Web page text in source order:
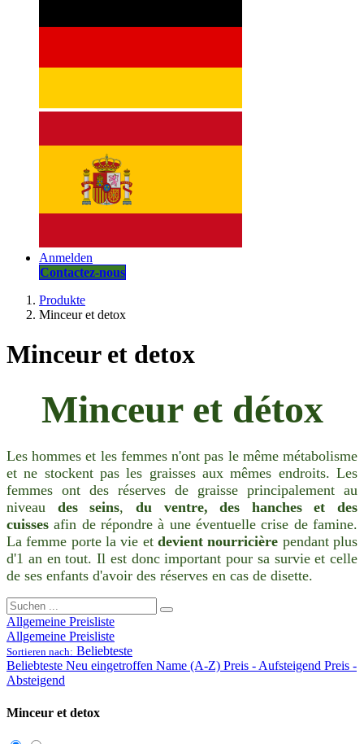
Anmelden
Contactez-nous
Produkte
Minceur et detox
Minceur et detox
Minceur et détox
Les hommes et les femmes n'ont pas le même métabolisme
et ne stockent pas les graisses aux mêmes endroits. Les
femmes ont des réserves de graisse principalement au
niveau
des seins, du ventre, des hanches et des
cuisses afin de répondre à une éventuelle crise de famine.
La femme porte la vie et devient nourricière pendant plus
d'1 an en tout. Il est donc important pour sa survie et celle
de ses enfants d'avoir des réserves en cas de disette.
Allgemeine Preisliste
Allgemeine Preisliste
Sortieren nach: Beliebteste
Beliebteste Neu eingetroffen Name (A-Z) Preis - Aufsteigend Preis -
Absteigend
Minceur et detox